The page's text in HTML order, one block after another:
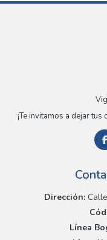
¡Te invitamos a dejar
Dirección:Calle
Línea